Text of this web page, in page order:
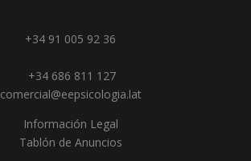
+34 91 005 92 36
+34 686 811 127
comercial@eepsicologia.lat
Información Legal
Tablón de Anuncios